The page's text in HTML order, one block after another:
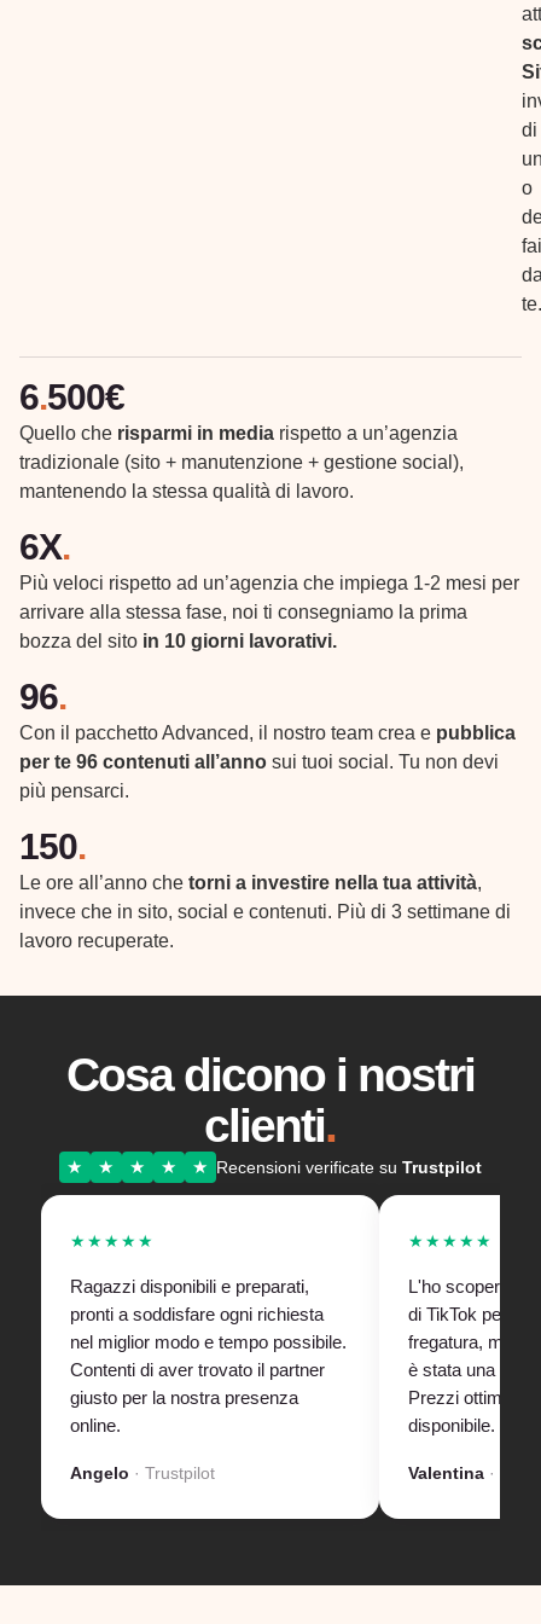
di
o
te.
6.500€
Quello che risparmi in media rispetto a un’agenzia
tradizionale (sito + manutenzione + gestione social),
mantenendo la stessa qualità di lavoro.
6X.
Più veloci rispetto ad un’agenzia che impiega 1-2 mesi per
arrivare alla stessa fase, noi ti consegniamo la prima
bozza del sito in 10 giorni lavorativi.
96.
Con il pacchetto Advanced, il nostro team crea e pubblica
per te 96 contenuti all’anno sui tuoi social. Tu non devi
più pensarci.
150.
Le ore all’anno che torni a investire nella tua attività,
invece che in sito, social e contenuti. Più di 3 settimane di
lavoro recuperate.
Cosa dicono i nostri
clienti.
★ ★ ★ ★ ★ Recensioni verificate su Trustpilot
★★★★★
Ragazzi disponibili e preparati,
pronti a soddisfare ogni richiesta
nel miglior modo e tempo possibile.
Contenti di aver trovato il partner
giusto per la nostra presenza
online.
Angelo · Trustpilot
★★★★★
L'ho scoperta
di TikTok
fregatura, ma
è stata una
Prezzi ottimi,
disponibile. Lo
Valentina ·